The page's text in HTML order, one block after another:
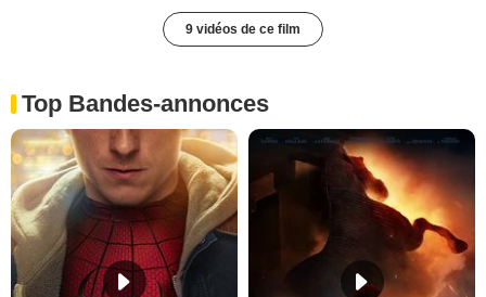
9 vidéos de ce film
Top Bandes-annonces